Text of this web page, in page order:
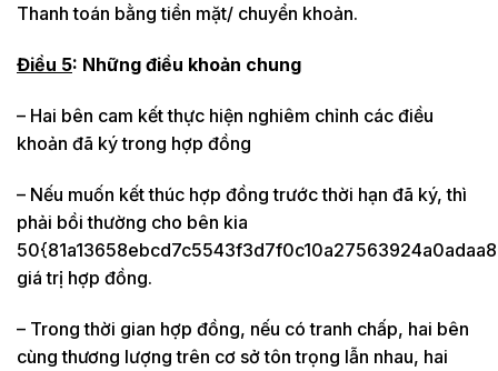
Thanh toán bằng tiền mặt/ chuyển khoản.
Điều 5: Những điều khoản chung
– Hai bên cam kết thực hiện nghiêm chỉnh các điều
khoản đã ký trong hợp đồng
– Nếu muốn kết thúc hợp đồng trước thời hạn đã ký, thì
phải bồi thường cho bên kia
giá trị hợp đồng.
– Trong thời gian hợp đồng, nếu có tranh chấp, hai bên
cùng thương lượng trên cơ sở tôn trọng lẫn nhau, hai